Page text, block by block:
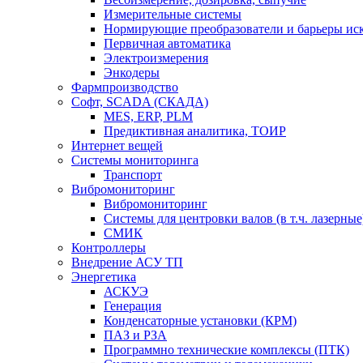
Измерительные системы
Нормирующие преобразователи и барьеры
Первичная автоматика
Электроизмерения
Энкодеры
Фармпроизводство
Софт, SCADA (СКАДА)
MES, ERP, PLM
Предиктивная аналитика, ТОИР
Интернет вещей
Системы мониторинга
Транспорт
Вибромониторинг
Вибромониторинг
Системы для центровки валов (в т.ч.
СМИК
Контроллеры
Внедрение АСУ ТП
Энергетика
АСКУЭ
Генерация
Конденсаторные установки (КРМ)
ПАЗ и РЗА
Программно технические комплексы (ПТК)